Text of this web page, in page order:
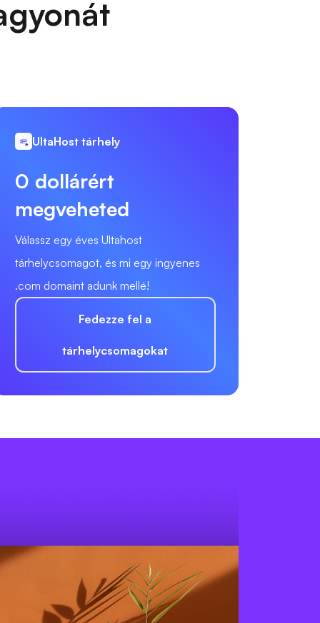
UltaHost tárhely
0 dollárért
megveheted
Válassz egy éves Ultahost
tárhelycsomagot, és mi egy ingyenes
.com domaint adunk mellé!
Fedezze fel a
tárhelycsomagokat